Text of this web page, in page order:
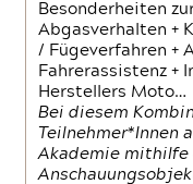
Besonderheiten
Abgasverhalten +
/ Fügeverfahren +
Fahrerassistenz +
Herstellers Moto…
Bei diesem
Teilnehmer*Innen
Akademie mithilfe